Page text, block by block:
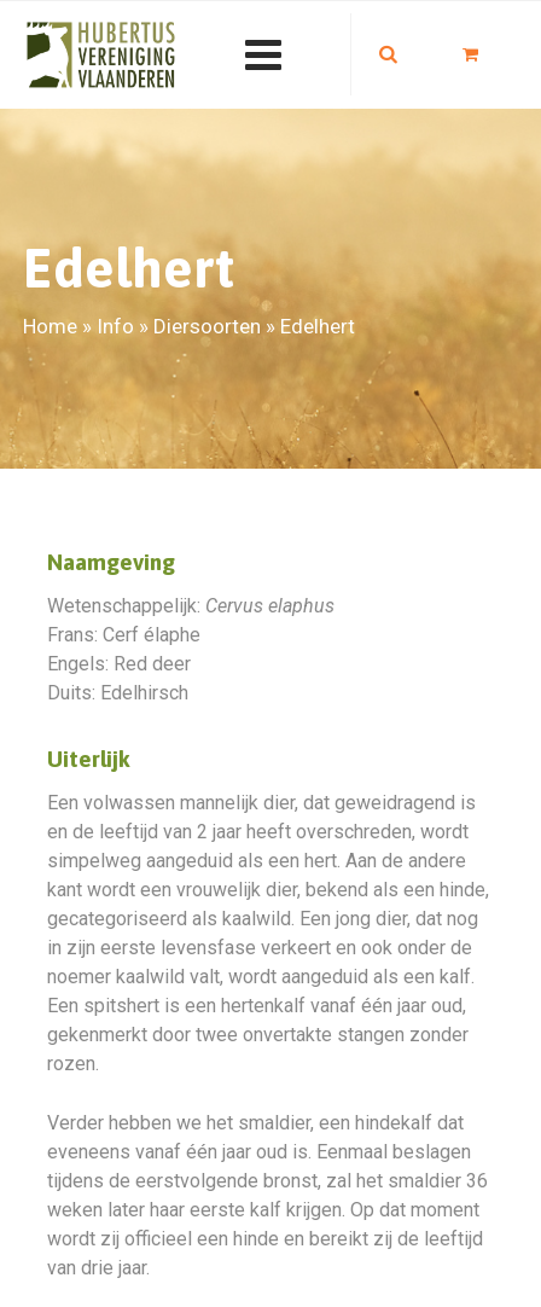
Edelhert
Home » Info » Diersoorten » Edelhert
Naamgeving
Wetenschappelijk: Cervus elaphus
Frans: Cerf élaphe
Engels: Red deer
Duits: Edelhirsch
Uiterlijk
Een volwassen mannelijk dier, dat geweidragend is
en de leeftijd van 2 jaar heeft overschreden, wordt
simpelweg aangeduid als een hert. Aan de andere
kant wordt een vrouwelijk dier, bekend als een hinde,
gecategoriseerd als kaalwild. Een jong dier, dat nog
in zijn eerste levensfase verkeert en ook onder de
noemer kaalwild valt, wordt aangeduid als een kalf.
Een spitshert is een hertenkalf vanaf één jaar oud,
gekenmerkt door twee onvertakte stangen zonder
rozen.
Verder hebben we het smaldier, een hindekalf dat
eveneens vanaf één jaar oud is. Eenmaal beslagen
tijdens de eerstvolgende bronst, zal het smaldier 36
weken later haar eerste kalf krijgen. Op dat moment
wordt zij officieel een hinde en bereikt zij de leeftijd
van drie jaar.